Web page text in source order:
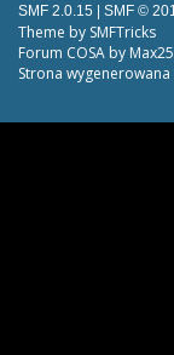
SMF 2.0.15 | SMF ©
Theme by SMFTricks
Forum COSA by
Strona